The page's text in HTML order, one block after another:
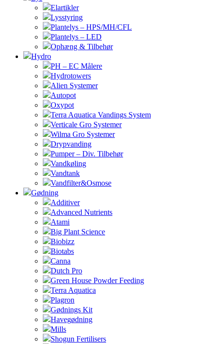
Elartikler
Lysstyring
Plantelys – HPS/MH/CFL
Plantelys – LED
Ophæng & Tilbehør
Hydro
PH – EC Målere
Hydrotowers
Alien Systemer
Autopot
Oxypot
Terra Aquatica Vandings System
Verticale Gro Systemer
Wilma Gro Systemer
Drypvanding
Pumper – Div. Tilbehør
Vandkøling
Vandtank
Vandfilter&Osmose
Gødning
Additiver
Advanced Nutrients
Atami
Big Plant Science
Biobizz
Biotabs
Canna
Dutch Pro
Green House Powder Feeding
Terra Aquatica
Plagron
Gødnings Kit
Havegødning
Mills
Shogun Fertilisers